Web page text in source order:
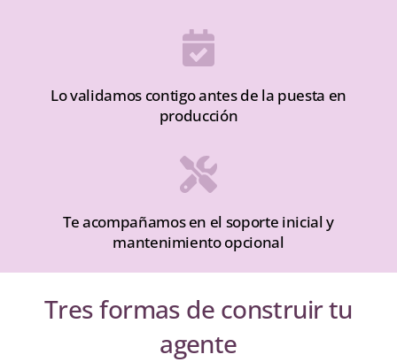
Lo validamos contigo antes de la puesta en
producción
Te acompañamos en el soporte inicial y
mantenimiento opcional
Tres formas de construir tu
agente